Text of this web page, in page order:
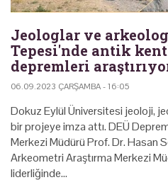
Jeologlar ve
Tepesi'nde antik
depremleri
06.09.2023 ÇARŞAMBA - 16:05
Dokuz Eylül Üniversitesi jeoloji,
bir projeye imza attı. DEÜ
Merkezi Müdürü Prof. Dr. Hasan
Arkeometri Araştırma Merkezi
liderliğinde…